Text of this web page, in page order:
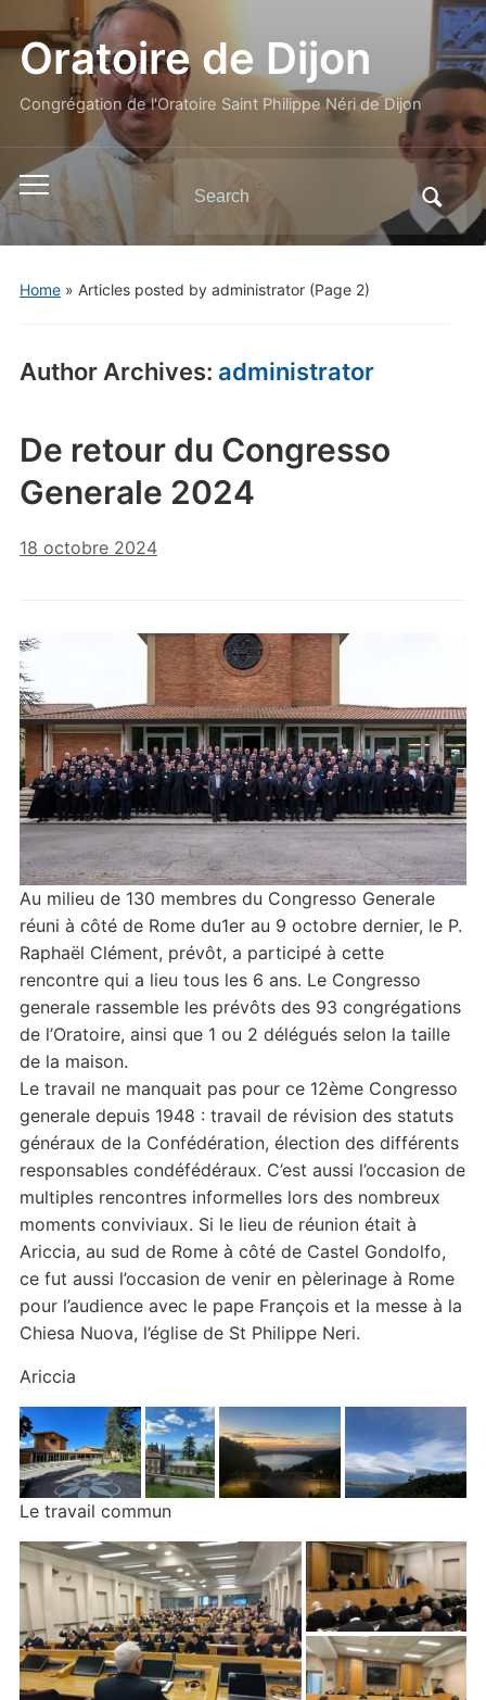
Oratoire de Dijon
Congrégation de l'Oratoire Saint Philippe Néri de Dijon
Toggle
mobile
menu
for:
Home» Articles posted by administrator(Page 2)
Author Archives: administrator
De retour du Congresso
Generale 2024
18 octobre 2024
Au milieu de 130 membres du Congresso Generale
réuni à côté de Rome du1er au 9 octobre dernier, le P.
Raphaël Clément, prévôt, a participé à cette
rencontre qui a lieu tous les 6 ans. Le Congresso
generale rassemble les prévôts des 93 congrégations
de l’Oratoire, ainsi que 1 ou 2 délégués selon la taille
de la maison.
Le travail ne manquait pas pour ce 12ème Congresso
generale depuis 1948 : travail de révision des statuts
généraux de la Confédération, élection des différents
responsables condéfédéraux. C’est aussi l’occasion de
multiples rencontres informelles lors des nombreux
moments conviviaux. Si le lieu de réunion était à
Ariccia, au sud de Rome à côté de Castel Gondolfo,
ce fut aussi l’occasion de venir en pèlerinage à Rome
pour l’audience avec le pape François et la messe à la
Chiesa Nuova, l’église de St Philippe Neri.
Ariccia
Le travail commun